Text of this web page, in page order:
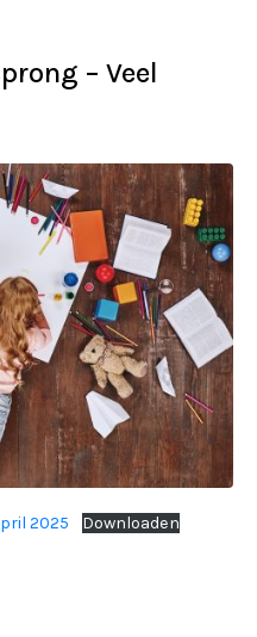
– Veel
2025 Downloaden